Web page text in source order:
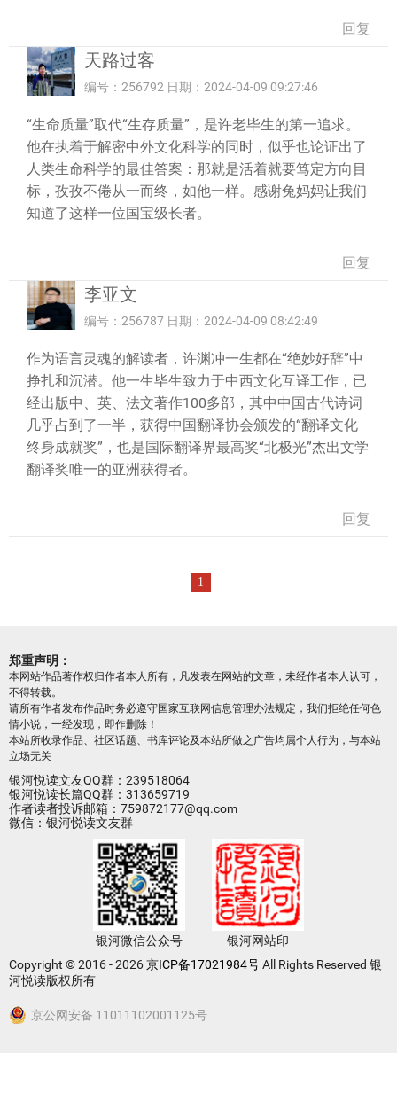
回复
天路过客
编号：256792 日期：2024-04-09 09:27:46
“生命质量”取代“生存质量”，是许老毕生的第一追求。
他在执着于解密中外文化科学的同时，似乎也论证出了
人类生命科学的最佳答案：那就是活着就要笃定方向目
标，孜孜不倦从一而终，如他一样。感谢兔妈妈让我们
知道了这样一位国宝级长者。
回复
李亚文
编号：256787 日期：2024-04-09 08:42:49
作为语言灵魂的解读者，许渊冲一生都在“绝妙好辞”中
挣扎和沉潜。他一生毕生致力于中西文化互译工作，已
经出版中、英、法文著作100多部，其中中国古代诗词
几乎占到了一半，获得中国翻译协会颁发的“翻译文化
终身成就奖”，也是国际翻译界最高奖“北极光”杰出文学
翻译奖唯一的亚洲获得者。
回复
1
郑重声明：
本网站作品著作权归作者本人所有，凡发表在网站的文章，未经作者本人认可，
不得转载。
请所有作者发布作品时务必遵守国家互联网信息管理办法规定，我们拒绝任何色
情小说，一经发现，即作删除！
本站所收录作品、社区话题、书库评论及本站所做之广告均属个人行为，与本站
立场无关
银河悦读文友QQ群：239518064
银河悦读长篇QQ群：313659719
作者读者投诉邮箱：759872177@qq.com
微信：银河悦读文友群
银河微信公众号
银河网站印
Copyright © 2016 - 2026京ICP备17021984号All Rights Reserved 银
河悦读版权所有
京公网安备 11011102001125号